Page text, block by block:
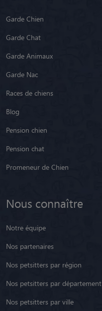
Garde Chien
Garde Chat
Garde Animaux
Garde Nac
Races de chiens
Blog
Pension chien
Pension chat
Promeneur de Chien
Nous connaître
Notre équipe
Nos partenaires
Nos petsitters par région
Nos petsitters par département
Nos petsitters par ville